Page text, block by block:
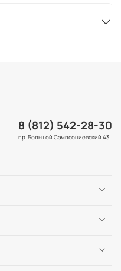
8 (812) 542-28-30
пр. Большой Сампсониевский 43